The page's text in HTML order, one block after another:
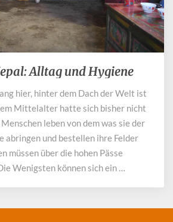
Alltag und Hygiene
hier, hinter dem Dach der Welt ist
Mittelalter hatte sich bisher nicht
leben von dem was sie der
abringen und bestellen ihre Felder
müssen über die hohen Pässe
Wenigsten können sich ein …